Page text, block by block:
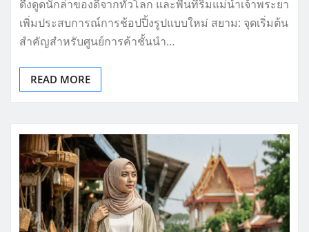
ดึงดูดนักล่าของดีจากทั่วโลก และพื้นที่ริมแม่น้ำเจ้าพระยา
เพิ่มประสบการณ์การช้อปปิ้งรูปแบบใหม่ สยาม: จุดเริ่มต้น
สำคัญสำหรับศูนย์การค้าชั้นนำ…
READ MORE